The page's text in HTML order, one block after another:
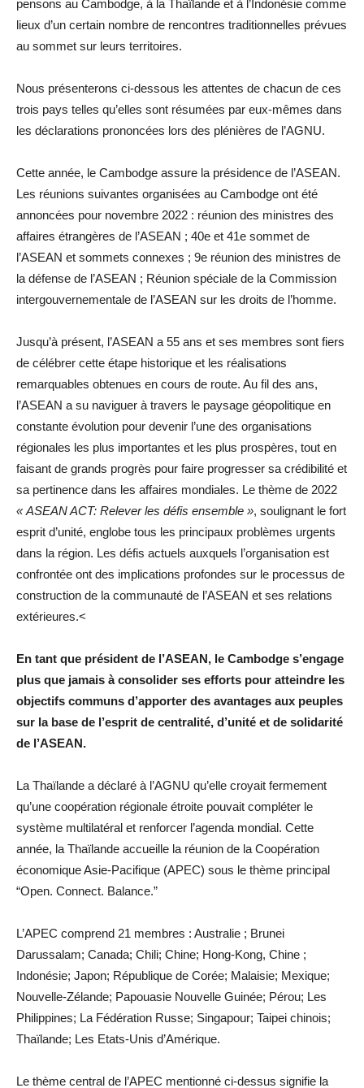
pensons au Cambodge, à la Thaïlande et à l’Indonésie comme
lieux d’un certain nombre de rencontres traditionnelles prévues
au sommet sur leurs territoires.
Nous présenterons ci-dessous les attentes de chacun de ces
trois pays telles qu’elles sont résumées par eux-mêmes dans
les déclarations prononcées lors des plénières de l’AGNU.
Cette année, le Cambodge assure la présidence de l’ASEAN.
Les réunions suivantes organisées au Cambodge ont été
annoncées pour novembre 2022 : réunion des ministres des
affaires étrangères de l’ASEAN ; 40e et 41e sommet de
l’ASEAN et sommets connexes ; 9e réunion des ministres de
la défense de l’ASEAN ; Réunion spéciale de la Commission
intergouvernementale de l’ASEAN sur les droits de l’homme.
Jusqu’à présent, l’ASEAN a 55 ans et ses membres sont fiers
de célébrer cette étape historique et les réalisations
remarquables obtenues en cours de route. Au fil des ans,
l’ASEAN a su naviguer à travers le paysage géopolitique en
constante évolution pour devenir l’une des organisations
régionales les plus importantes et les plus prospères, tout en
faisant de grands progrès pour faire progresser sa crédibilité et
sa pertinence dans les affaires mondiales. Le thème de 2022
« ASEAN ACT: Relever les défis ensemble », soulignant le fort
esprit d’unité, englobe tous les principaux problèmes urgents
dans la région. Les défis actuels auxquels l’organisation est
confrontée ont des implications profondes sur le processus de
construction de la communauté de l’ASEAN et ses relations
extérieures.<
En tant que président de l’ASEAN, le Cambodge s’engage
plus que jamais à consolider ses efforts pour atteindre les
objectifs communs d’apporter des avantages aux peuples
sur la base de l’esprit de centralité, d’unité et de solidarité
de l’ASEAN.
La Thaïlande a déclaré à l’AGNU qu’elle croyait fermement
qu’une coopération régionale étroite pouvait compléter le
système multilatéral et renforcer l’agenda mondial. Cette
année, la Thaïlande accueille la réunion de la Coopération
économique Asie-Pacifique (APEC) sous le thème principal
“Open. Connect. Balance.”
L’APEC comprend 21 membres : Australie ; Brunei
Darussalam; Canada; Chili; Chine; Hong-Kong, Chine ;
Indonésie; Japon; République de Corée; Malaisie; Mexique;
Nouvelle-Zélande; Papouasie Nouvelle Guinée; Pérou; Les
Philippines; La Fédération Russe; Singapour; Taipei chinois;
Thaïlande; Les Etats-Unis d’Amérique.
Le thème central de l’APEC mentionné ci-dessus signifie la